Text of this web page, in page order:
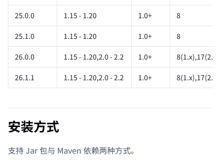
25.0.0 1.15 - 1.20 1.0+ 8
25.1.0 1.15 - 1.20 1.0+ 8
26.0.0 1.15 - 1.20,2.0 - 2.2 1.0+ 8(1.x),17(2.x)
26.1.1 1.15 - 1.20,2.0 - 2.2 1.0+ 8(1.x),17(2.x)
安装方式
支持 Jar 包与 Maven 依赖两种方式。